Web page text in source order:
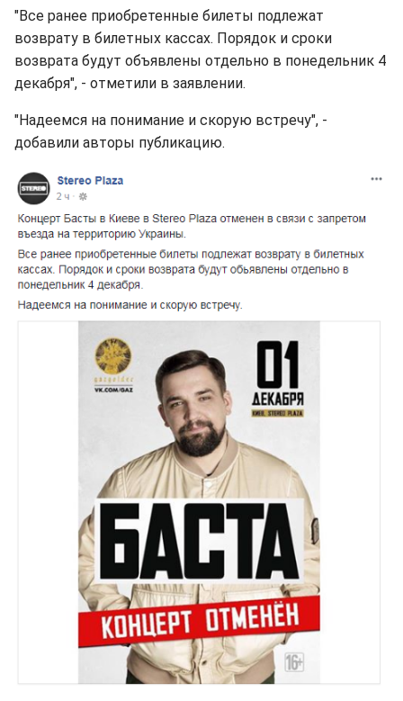
"Все ранее приобретенные билеты подлежат
возврату в билетных кассах. Порядок и сроки
возврата будут объявлены отдельно в понедельник 4
декабря", - отметили в заявлении.
"Надеемся на понимание и скорую встречу", -
добавили авторы публикацию.